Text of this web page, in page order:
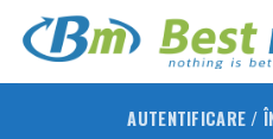
AUTENTIFICARE /